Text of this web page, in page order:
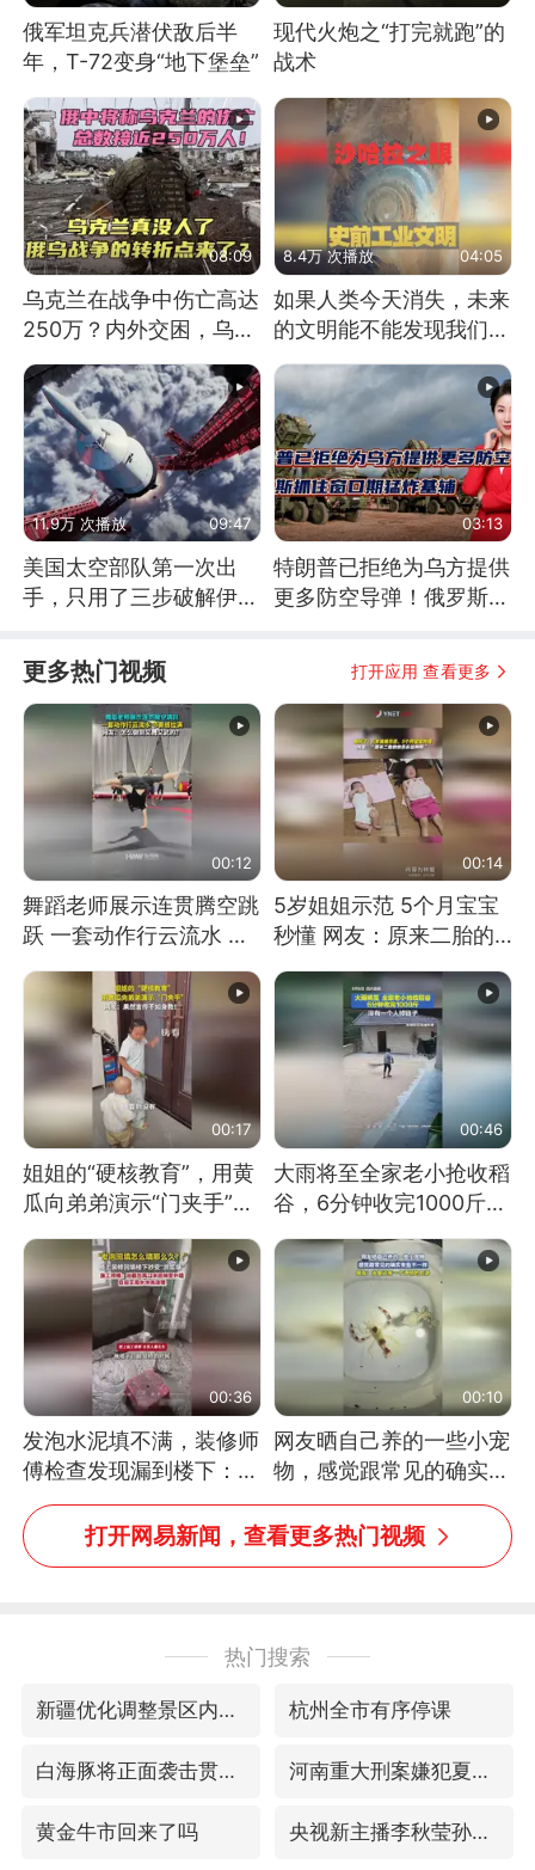
俄军坦克兵潜伏敌后半
年，T-72变身“地下堡垒”
现代火炮之“打完就跑”的
战术
08:09
乌克兰在战争中伤亡高达
250万？内外交困，乌克
兰这下真没人了！
8.4万 次播放 04:05
如果人类今天消失，未来
的文明能不能发现我们存
在过？
11.9万 次播放 09:47
美国太空部队第一次出
手，只用了三步破解伊朗
03:13
特朗普已拒绝为乌方提供
更多防空导弹！俄罗斯抓
更多热门视频 打开应用 查看更多
00:12
舞蹈老师展示连贯腾空跳
跃 一套动作行云流水 节
到又舞又武的？
00:14
5岁姐姐示范 5个月宝宝
秒懂 网友：原来二胎的
00:17
姐姐的“硬核教育”，用黄
瓜向弟弟演示“门夹手”，
教！
00:46
大雨将至全家老小抢收稻
谷，6分钟收完1000斤，
00:36
发泡水泥填不满，装修师
傅检查发现漏到楼下：出
风口未延伸到外墙
00:10
网友晒自己养的一些小宠
物，感觉跟常见的确实有
些不一样
打开网易新闻，查看更多热门视频
热门搜索
新疆优化调整景区内自驾服务费 杭州全市有序停课
白海豚将正面袭击贯穿浙江 河南重大刑案嫌犯夏某钢落网
黄金牛市回来了吗 央视新主播李秋莹孙亚鹏亮相